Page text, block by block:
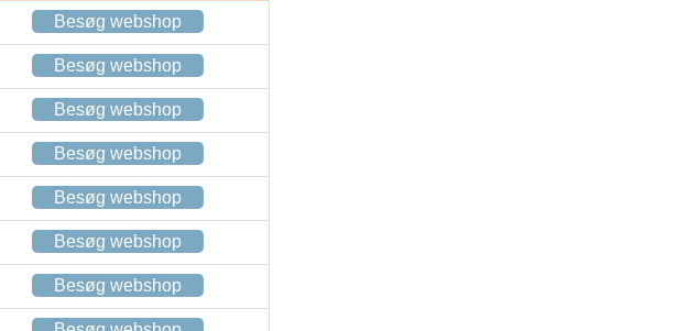
Besøg webshop
Besøg webshop
Besøg webshop
Besøg webshop
Besøg webshop
Besøg webshop
Besøg webshop